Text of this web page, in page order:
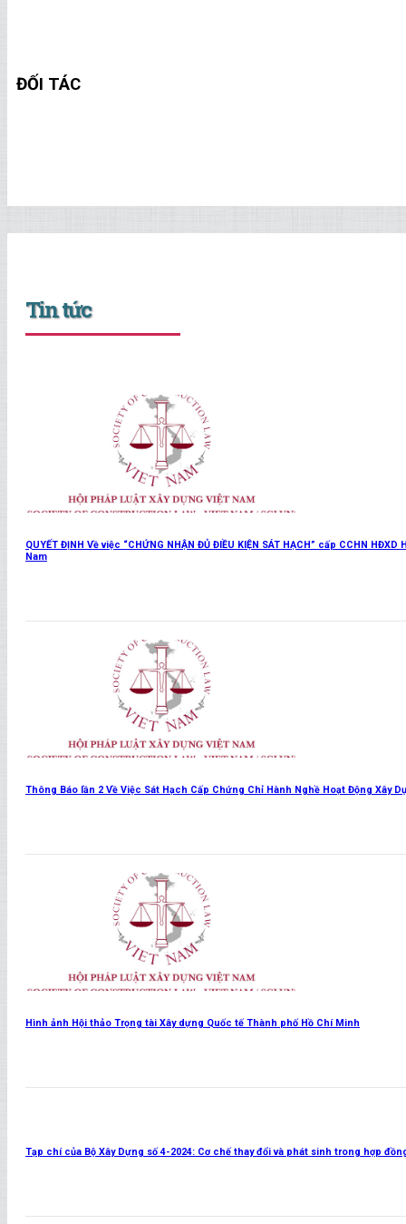
ĐỐI TÁC
Tin tức
QUYẾT ĐỊNH Về việc “CHỨNG NHẬN ĐỦ ĐIỀU KIỆN SÁT HẠCH” cấp CCHN
Nam
Thông Báo lần 2 Về Việc Sát Hạch Cấp Chứng Chỉ Hành Nghề Hoạt Động Xây
Hình ảnh Hội thảo Trọng tài Xây dựng Quốc tế Thành phố Hồ Chí Minh
Tạp chí của Bộ Xây Dựng số 4-2024: Cơ chế thay đổi và phát sinh trong hợp